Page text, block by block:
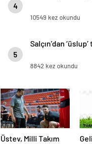
4
10549 kez okundu
5
Salçın’dan
8842 kez okundu
Üstev, Milli Takım